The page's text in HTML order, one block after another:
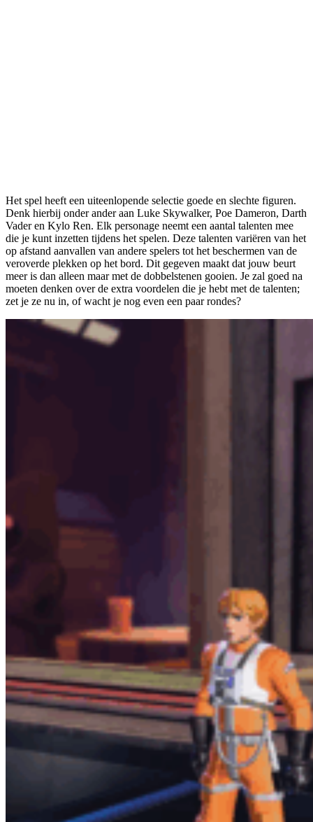
Het spel heeft een uiteenlopende selectie goede en slechte figuren.
Denk hierbij onder ander aan Luke Skywalker, Poe Dameron, Darth
Vader en Kylo Ren. Elk personage neemt een aantal talenten mee
die je kunt inzetten tijdens het spelen. Deze talenten variëren van het
op afstand aanvallen van andere spelers tot het beschermen van de
veroverde plekken op het bord. Dit gegeven maakt dat jouw beurt
meer is dan alleen maar met de dobbelstenen gooien. Je zal goed na
moeten denken over de extra voordelen die je hebt met de talenten;
zet je ze nu in, of wacht je nog even een paar rondes?